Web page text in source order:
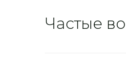
Частые